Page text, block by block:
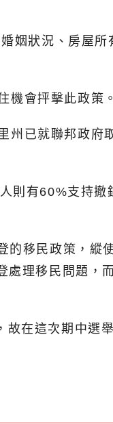
姻狀況、房屋
會抨擊此政策。
州已就聯邦政府
則有60%支持撤
移民政策，縱
處理移民問題，
在這次期中選